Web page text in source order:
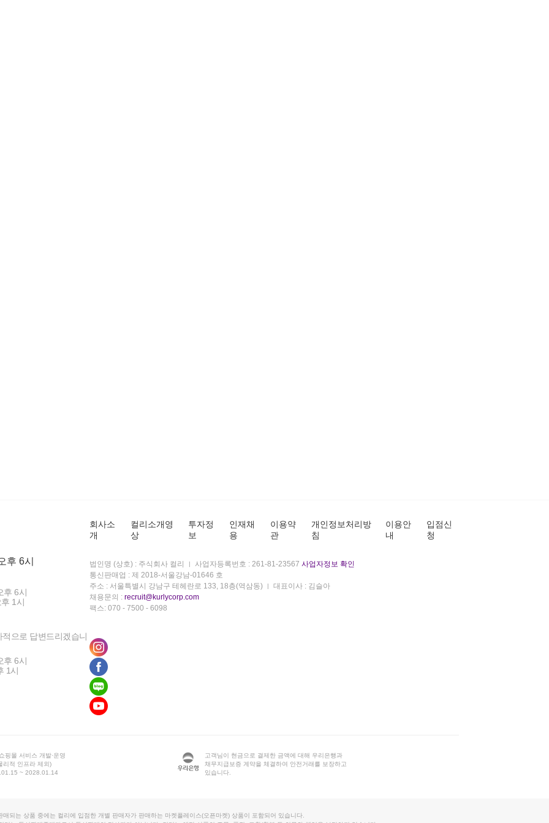
후 6시
후 6시
1시
으로 답변드리겠습니
후 6시
1시
회사소
개
컬리소개영
상
투자정
보
인재채
용
이용약
관
개인정보처리방
침
이용안
내
입점신
청
법인명 (상호) : 주식회사 컬리 사업자등록번호 : 261-81-23567 사업자정보 확인
통신판매업 : 제 2018-서울강남-01646 호
주소 : 서울특별시 강남구 테헤란로 133, 18층(역삼동)
대표이사 : 김슬아
채용문의 : recruit@kurlycorp.com
팩스: 070 - 7500 - 6098
핑몰 서비스 개발·운영
리적 인프라 제외)
~ 2028.01.14
고객님이 현금으로 결제한 금액에 대해 우리은행과
채무지급보증 계약을 체결하여 안전거래를 보장하고
있습니다.
매되는 상품 중에는 컬리에 입점한 개별 판매자가 판매하는 마켓플레이스(오픈마켓) 상품이 포함되어 있습니다.